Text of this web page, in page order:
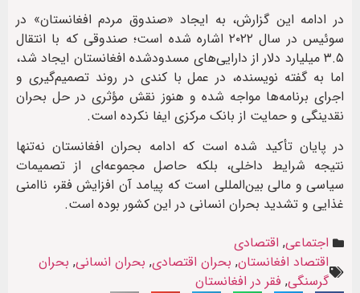
در ادامه این گزارش، به ایجاد «صندوق مردم افغانستان» در
سوئیس در سال ۲۰۲۲ اشاره شده است؛ صندوقی که با انتقال
۳.۵ میلیارد دلار از دارایی‌های مسدودشده افغانستان ایجاد شد،
اما به گفته نویسنده، در عمل با کندی در روند تصمیم‌گیری و
اجرای برنامه‌ها مواجه شده و هنوز نقش مؤثری در حل بحران
نقدینگی و حمایت از بانک مرکزی ایفا نکرده است.
در پایان تأکید شده است که ادامه بحران افغانستان نه‌تنها
نتیجه شرایط داخلی، بلکه حاصل مجموعه‌ای از تصمیمات
سیاسی و مالی بین‌المللی است که پیامد آن افزایش فقر، ناامنی
غذایی و تشدید بحران انسانی در این کشور بوده است.
اجتماعی, اقتصادی
اقتصاد افغانستان, بحران اقتصادی, بحران انسانی, بحران
گرسنگی, فقر در افغانستان